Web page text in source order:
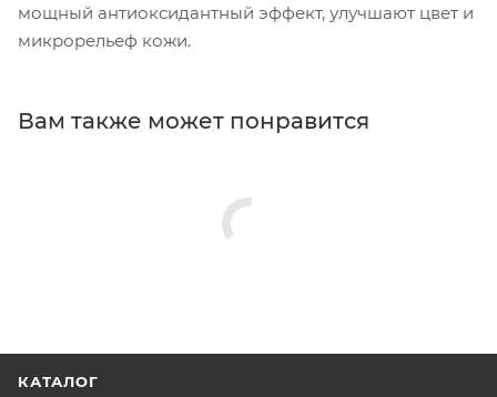
мощный антиоксидантный эффект, улучшают цвет и
микрорельеф кожи.
Вам также может понравится
КАТАЛОГ